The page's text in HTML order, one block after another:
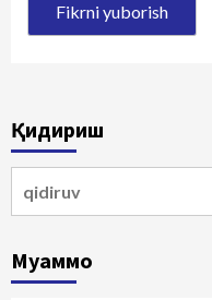
Қидириш
Муаммо